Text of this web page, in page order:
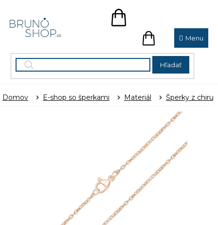
obsah
Hľadať
NÁKUPNÝ
NÁKUPNÝ
KOŠÍK
Domov E-shop so šperkami Materiál Šperky z